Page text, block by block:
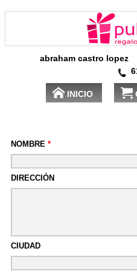
abraham castro lopez
INICIO
NOMBRE *
DIRECCIÓN
CIUDAD